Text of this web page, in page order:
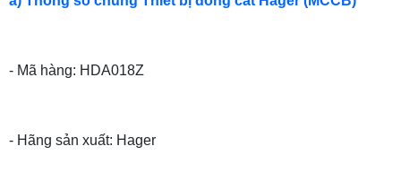
- Mã hàng: HDA018Z
- Hãng sản xuất: Hager